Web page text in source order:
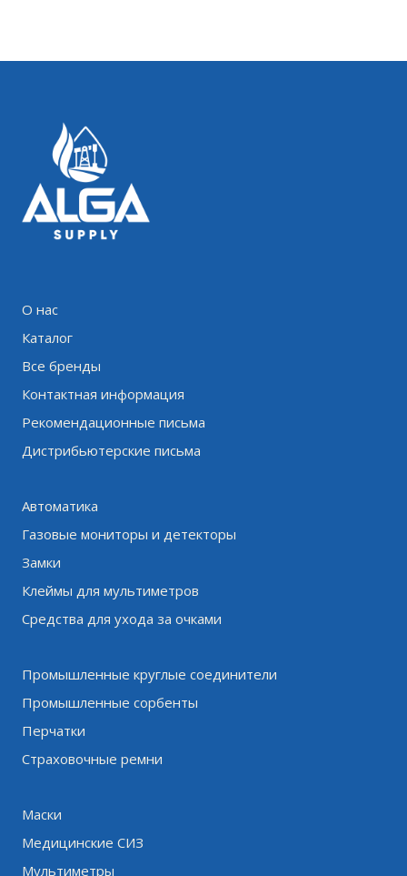
О нас
Каталог
Все бренды
Контактная информация
Рекомендационные письма
Дистрибьютерские письма
Автоматика
Газовые мониторы и детекторы
Замки
Клеймы для мультиметров
Средства для ухода за очками
Промышленные круглые соединители
Промышленные сорбенты
Перчатки
Страховочные ремни
Маски
Медицинские СИЗ
Мультиметры